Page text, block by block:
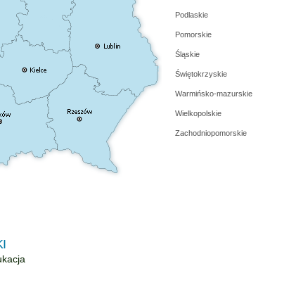
Podlaskie
Pomorskie
Śląskie
Świętokrzyskie
Warmińsko-mazurskie
Wielkopolskie
Zachodniopomorskie